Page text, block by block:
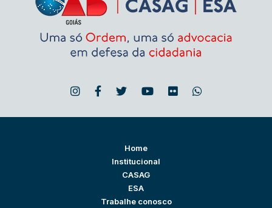
Home
Institucional
CASAG
ESA
Trabalhe conosco